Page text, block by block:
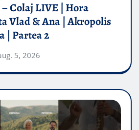
Colaj LIVE | Hora
Vlad & Ana | Akropolis
| Partea 2
5, 2026